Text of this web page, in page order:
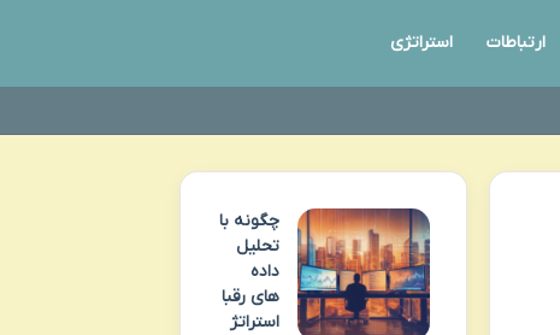
ارتباطات استراتژی
چگونه با
تحلیل
داده
های رقبا
استراتژ